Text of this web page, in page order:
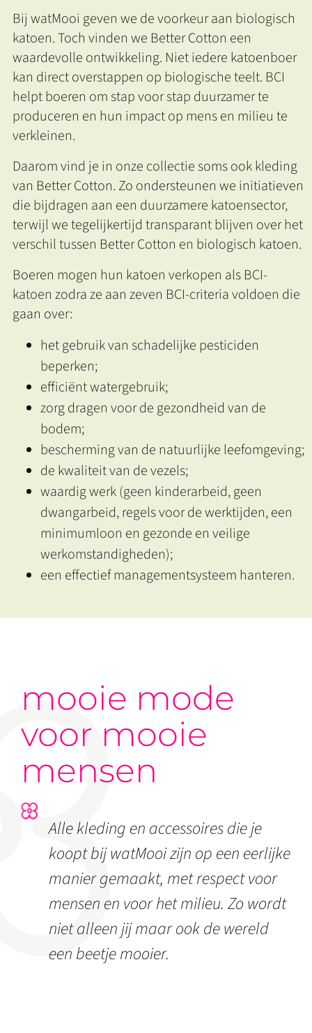
Bij watMooi geven we de voorkeur aan biologisch
katoen. Toch vinden we Better Cotton een
waardevolle ontwikkeling. Niet iedere katoenboer
kan direct overstappen op biologische teelt. BCI
helpt boeren om stap voor stap duurzamer te
produceren en hun impact op mens en milieu te
verkleinen.
Daarom vind je in onze collectie soms ook kleding
van Better Cotton. Zo ondersteunen we initiatieven
die bijdragen aan een duurzamere katoensector,
terwijl we tegelijkertijd transparant blijven over het
verschil tussen Better Cotton en biologisch katoen.
Boeren mogen hun katoen verkopen als BCI-
katoen zodra ze aan zeven BCI-criteria voldoen die
gaan over:
het gebruik van schadelijke pesticiden
beperken;
efficiënt watergebruik;
zorg dragen voor de gezondheid van de
bodem;
bescherming van de natuurlijke leefomgeving;
de kwaliteit van de vezels;
waardig werk (geen kinderarbeid, geen
dwangarbeid, regels voor de werktijden, een
minimumloon en gezonde en veilige
werkomstandigheden);
een effectief managementsysteem hanteren.
mooie mode
voor mooie
mensen
Alle kleding en accessoires die je
koopt bij watMooi zijn op een eerlijke
manier gemaakt, met respect voor
mensen en voor het milieu. Zo wordt
niet alleen jij maar ook de wereld
een beetje mooier.